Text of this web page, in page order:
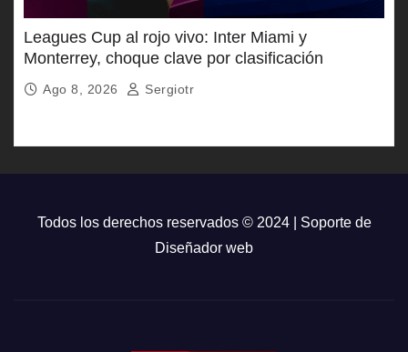
Leagues Cup al rojo vivo: Inter Miami y
Monterrey, choque clave por clasificación
Ago 8, 2026 Sergiotr
Todos los derechos reservados © 2024 | Soporte de
Diseñador web